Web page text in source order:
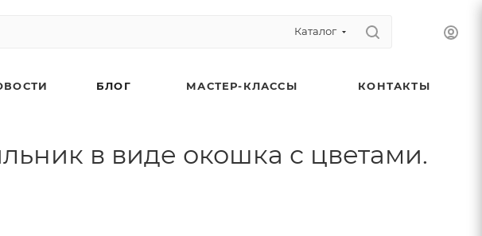
Каталог
БЛОГ МАСТЕР-КЛАССЫ КОНТАКТЫ
в виде окошка с цветами.